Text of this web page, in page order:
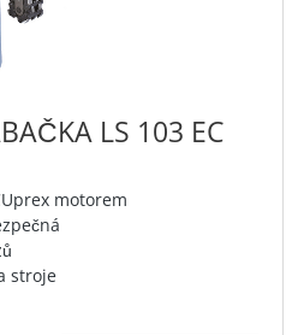
LS 103 EC
motorem
stroje